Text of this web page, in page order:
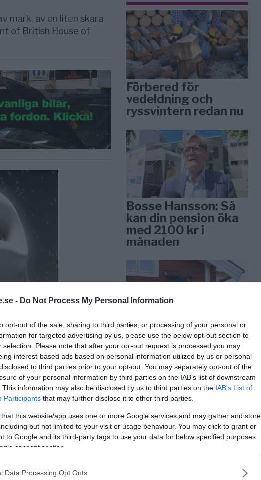
- Do Not Process My Personal Information
opt-out of the sale, sharing to third parties, or processing of your personal or
for targeted advertising by us, please use the below opt-out section to
selection. Please note that after your opt-out request is processed you may
interest-based ads based on personal information utilized by us or personal
to third parties prior to your opt-out. You may separately opt-out of the
of your personal information by third parties on the IAB’s list of downstream
This information may also be disclosed by us to third parties on the IAB’s List of
Participants that may further disclose it to other third parties.
that this website/app uses one or more Google services and may gather and store
but not limited to your visit or usage behaviour. You may click to grant or
to Google and its third-party tags to use your data for below specified purposes
consent section.
Data Processing Opt Outs
mark, av en liten skara
of British House of
är kontakt
eller
och förhålla sig mer
att nå kontakt
Förbered för
vedeldning och
ryssvintern redan nu
Bosse Hansson: Så
kan din pension öka
med 2100 kr i
månaden
Regeringen ger
bidrag för
energieffektivare
bostäder – Ansök 1
september